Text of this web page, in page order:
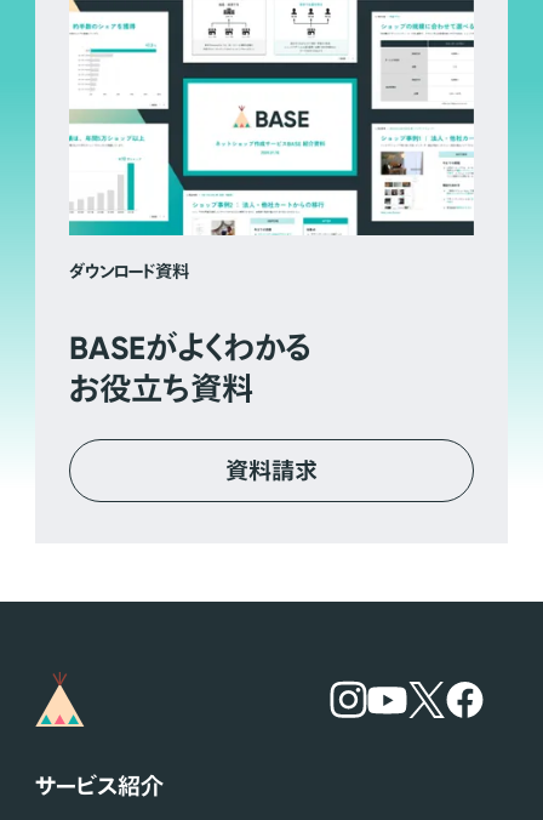
ダウンロード資料
BASEがよくわかる
お役立ち資料
資料請求
サービス紹介